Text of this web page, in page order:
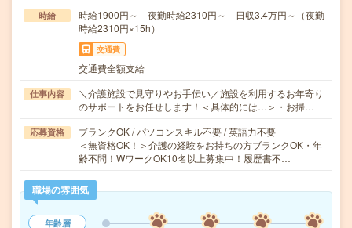
時給
時給1900円～ 夜勤時給2310円～ 日収3.4万円～（夜勤
時給2310円×15h）
交通費
交通費全額支給
仕事内容
＼介護施設で見守りやお手伝い／施設を利用するお年寄り
のサポートをお任せします！＜具体的には…＞・お掃…
応募資格
ブランクOK / パソコンスキル不要 / 英語力不要
＜無資格OK！＞介護の経験をお持ちの方ブランクOK・年
齢不問！WワークOK10名以上募集中！履歴書不…
職場の雰囲気
年齢層